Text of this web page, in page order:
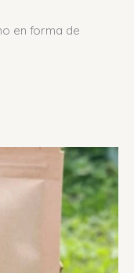
en forma de